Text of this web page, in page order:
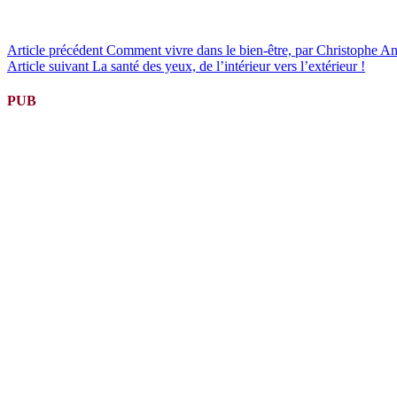
Lire
la
suite
Article précédent Comment vivre dans le bien-être, par Christophe
Article suivant La santé des yeux, de l’intérieur vers l’extérieur !
PUB